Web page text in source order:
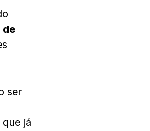
de
ser
já